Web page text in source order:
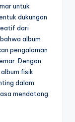
untuk
dukungan
dari
album
pengalaman
Dengan
fisik
dalam
mendatang.